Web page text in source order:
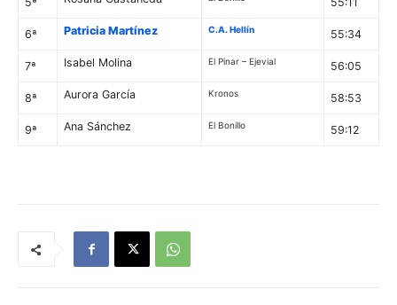
6ª Patricia Martínez C.A. Hellín 55:34
7ª Isabel Molina El Pinar – Ejevial 56:05
8ª Aurora García Kronos 58:53
9ª Ana Sánchez El Bonillo 59:12